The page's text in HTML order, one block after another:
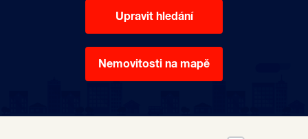
Upravit hledání
Nemovitosti na mapě